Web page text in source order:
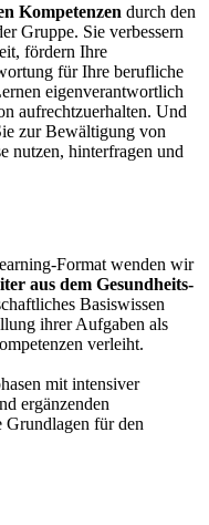
Kompetenzen durch den
Gruppe. Sie verbessern
fördern Ihre
für Ihre berufliche
eigenverantwortlich
aufrechtzuerhalten. Und
zur Bewältigung von
nutzen, hinterfragen und
Format wenden wir
aus dem Gesundheits-
Basiswissen
ihrer Aufgaben als
verleiht.
mit intensiver
ergänzenden
Grundlagen für den